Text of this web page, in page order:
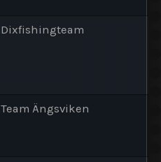
Dixfishingteam
Team Ängsviken